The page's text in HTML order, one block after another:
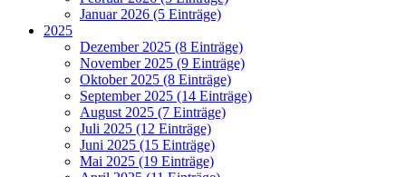
Januar 2026 (5 Einträge)
2025
Dezember 2025 (8 Einträge)
November 2025 (9 Einträge)
Oktober 2025 (8 Einträge)
September 2025 (14 Einträge)
August 2025 (7 Einträge)
Juli 2025 (12 Einträge)
Juni 2025 (15 Einträge)
Mai 2025 (19 Einträge)